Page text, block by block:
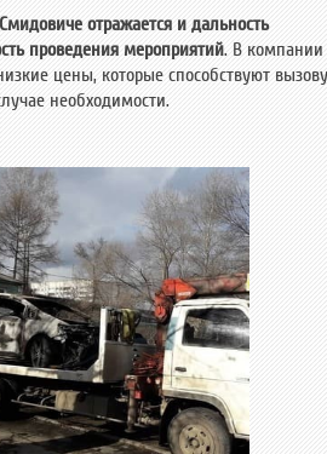
отражается и дальность
проведения мероприятий. В компании
цены, которые способствуют вызову
необходимости.